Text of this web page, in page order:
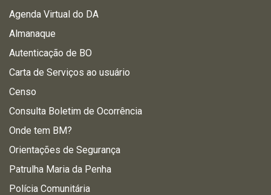
Agenda Virtual do DA
Almanaque
Autenticação de BO
Carta de Serviços ao usuário
Censo
Consulta Boletim de Ocorrência
Onde tem BM?
Orientações de Segurança
Patrulha Maria da Penha
Polícia Comunitária